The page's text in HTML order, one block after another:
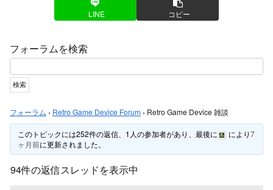
LINE コピー
フォーラムを検索
フォーラム › Retro Game Device Forum › Retro Game Device 雑談
このトピックには252件の返信、1人の参加者があり、最後に により7
ヶ月前に更新されました。
94件の返信スレッドを表示中